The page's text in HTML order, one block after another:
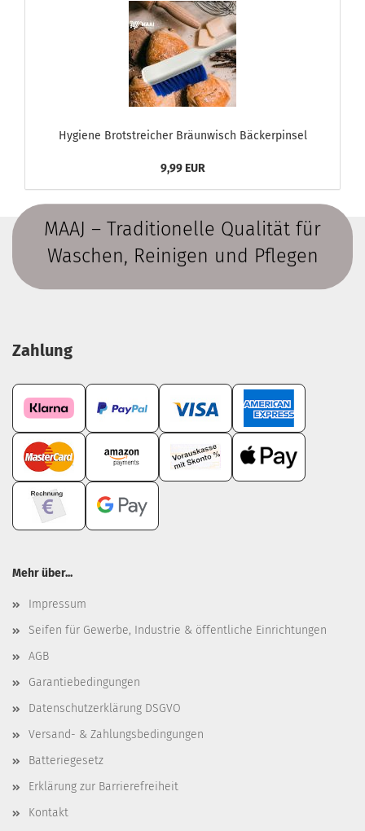
Hygiene Brotstreicher Bräunwisch Bäckerpinsel
9,99 EUR
MAAJ – Traditionelle Qualität für
Waschen, Reinigen und Pflegen
Zahlung
Mehr über...
Impressum
Seifen für Gewerbe, Industrie & öffentliche Einrichtungen
AGB
Garantiebedingungen
Datenschutzerklärung DSGVO
Versand- & Zahlungsbedingungen
Batteriegesetz
Erklärung zur Barrierefreiheit
Kontakt